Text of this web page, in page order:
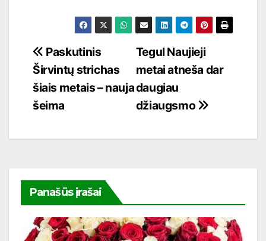
Navigacija
tarp
įrašų
Tegul Naujieji
metai atneša dar
daugiau
džiaugsmo
Paskutinis
Širvintų strichas
šiais metais – nauja
šeima
Panašūs įrašai